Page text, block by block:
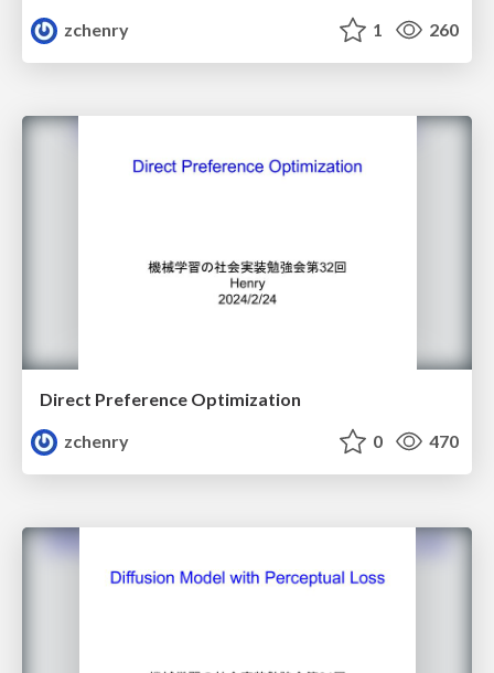
zchenry
1 260
Direct Preference Optimization
zchenry
0 470